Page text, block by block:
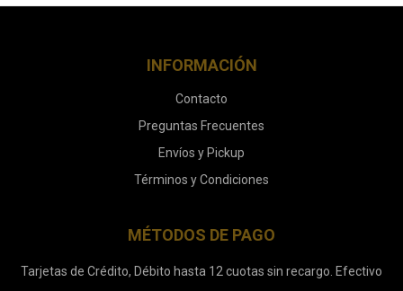
INFORMACIÓN
Contacto
Preguntas Frecuentes
Envíos y Pickup
Términos y Condiciones
MÉTODOS DE PAGO
Tarjetas de Crédito, Débito hasta 12 cuotas sin recargo. Efectivo